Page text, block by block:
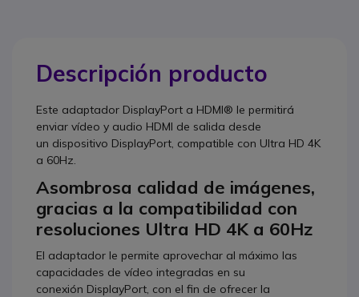
Descripción producto
Este adaptador DisplayPort a HDMI® le permitirá
enviar vídeo y audio HDMI de salida desde
un dispositivo DisplayPort, compatible con Ultra HD 4K
a 60Hz.
Asombrosa calidad de imágenes,
gracias a la compatibilidad con
resoluciones Ultra HD 4K a 60Hz
El adaptador le permite aprovechar al máximo las
capacidades de vídeo integradas en su
conexión DisplayPort, con el fin de ofrecer la